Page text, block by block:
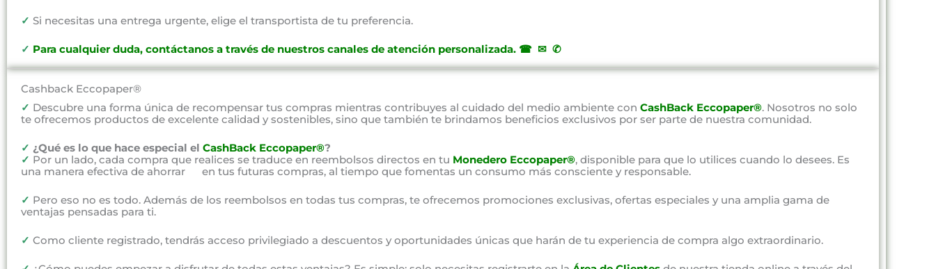
✓ Si necesitas una entrega urgente, elige el transportista de tu preferencia.
✓ Para cualquier duda, contáctanos a través de nuestros canales de atención personalizada. ☎ ✉ ✆
Cashback Eccopaper®
✓ Descubre una forma única de recompensar tus compras mientras contribuyes al cuidado del medio ambiente con CashBack Eccopaper®. Nosotros no solo
te ofrecemos productos de excelente calidad y sostenibles, sino que también te brindamos beneficios exclusivos por ser parte de nuestra comunidad.
✓ ¿Qué es lo que hace especial el CashBack Eccopaper®?
✓ Por un lado, cada compra que realices se traduce en reembolsos directos en tu Monedero Eccopaper®, disponible para que lo utilices cuando lo desees. Es
una manera efectiva de ahorrar en tus futuras compras, al tiempo que fomentas un consumo más consciente y responsable.
✓ Pero eso no es todo. Además de los reembolsos en todas tus compras, te ofrecemos promociones exclusivas, ofertas especiales y una amplia gama de
ventajas pensadas para ti.
✓ Como cliente registrado, tendrás acceso privilegiado a descuentos y oportunidades únicas que harán de tu experiencia de compra algo extraordinario.